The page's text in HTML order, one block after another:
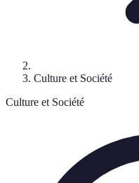
Culture et Société
Culture et Société